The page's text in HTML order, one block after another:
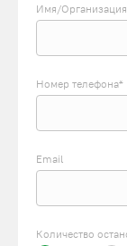
Имя/
Номер телефона*
Email
Количество